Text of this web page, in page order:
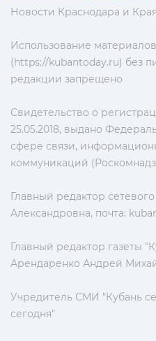
Новости Краснодара и Края
Использование
(https://kubantoday.ru) без
редакции запрещено
Свидетельство о
25.05.2018, выдано
сфере связи,
коммуникаций
Главный редактор
Александровна, почта:
Главный редактор газеты
Арендаренко Андрей
Учредитель СМИ "Кубань
сегодня"